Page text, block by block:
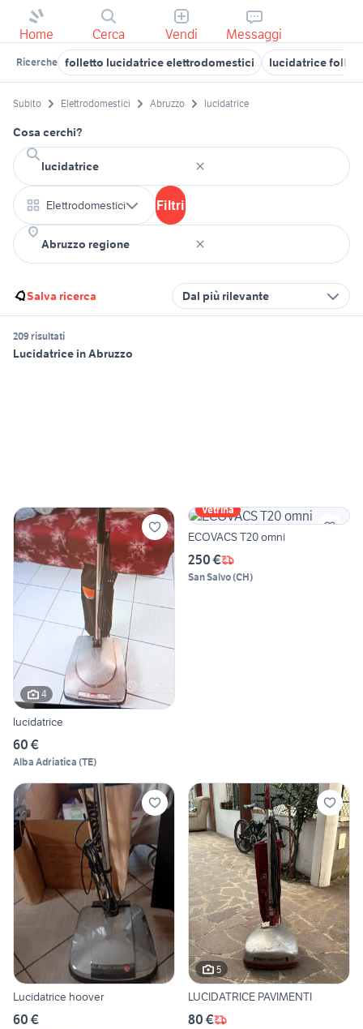
Home Cerca Vendi Messaggi
Ricerche folletto lucidatrice elettrodomestici lucidatrice
Subito Elettrodomestici Abruzzo lucidatrice
Cosa cerchi?
Elettrodomestici Filtri
Salva ricerca Dal più rilevante
209 risultati
Lucidatrice in Abruzzo
4
lucidatrice
60 €
Alba Adriatica (TE)
Vetrina
ECOVACS T20 omni
250 €
San Salvo(CH)
Lucidatrice hoover
60 €
5
LUCIDATRICE PAVIMENTI
80 €